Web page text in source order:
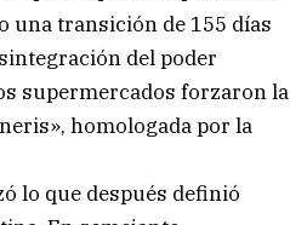
una transición de 155 días
del poder
supermercados forzaron la
homologada por la
lo que después definió